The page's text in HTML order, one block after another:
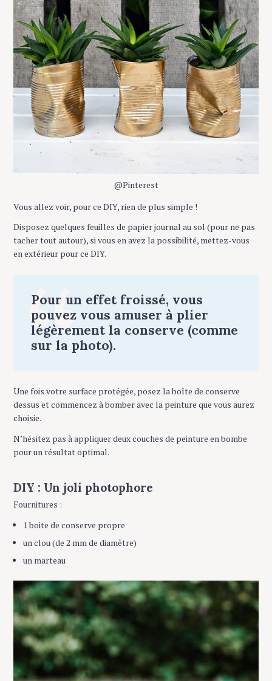
@Pinterest
Vous allez voir, pour ce DIY, rien de plus simple !
Disposez quelques feuilles de papier journal au sol (pour ne pas
tacher tout autour), si vous en avez la possibilité, mettez-vous
en extérieur pour ce DIY.
Pour un effet froissé, vous
pouvez vous amuser à plier
légèrement la conserve (comme
sur la photo).
Une fois votre surface protégée, posez la boîte de conserve
dessus et commencez à bomber avec la peinture que vous aurez
choisie.
N’hésitez pas à appliquer deux couches de peinture en bombe
pour un résultat optimal.
DIY : Un joli photophore
Fournitures :
1 boite de conserve propre
un clou (de 2 mm de diamètre)
un marteau
c
h
f
r
: